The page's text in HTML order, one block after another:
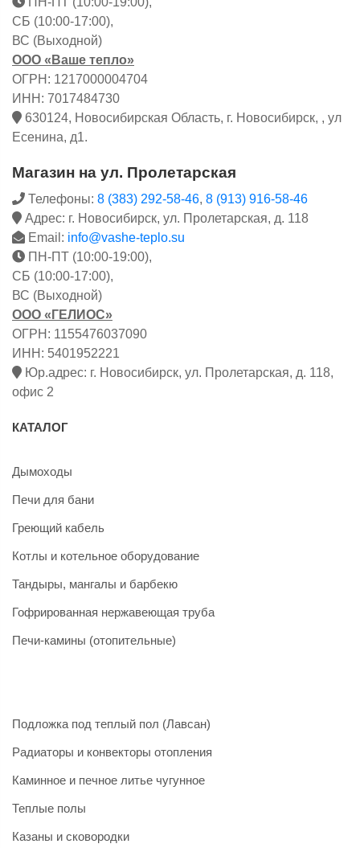
СБ (10:00-17:00),
ВС (Выходной)
ООО «Ваше тепло»
ОГРН: 1217000004704
ИНН: 7017484730
630124, Новосибирская Область, г. Новосибирск, , ул
Есенина, д1.
Магазин на ул. Пролетарская
Телефоны: 8 (383) 292-58-46, 8 (913) 916-58-46
Адрес: г. Новосибирск, ул. Пролетарская, д. 118
Email: info@vashe-teplo.su
ПН-ПТ (10:00-19:00),
СБ (10:00-17:00),
ВС (Выходной)
ООО «ГЕЛИОС»
ОГРН: 1155476037090
ИНН: 5401952221
Юр.адрес: г. Новосибирск, ул. Пролетарская, д. 118,
офис 2
КАТАЛОГ
Дымоходы
Печи для бани
Греющий кабель
Котлы и котельное оборудование
Тандыры, мангалы и барбекю
Гофрированная нержавеющая труба
Печи-камины (отопительные)
Подложка под теплый пол (Лавсан)
Радиаторы и конвекторы отопления
Каминное и печное литье чугунное
Теплые полы
Казаны и сковородки